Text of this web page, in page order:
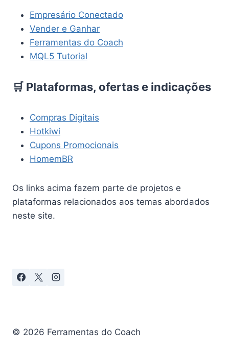
Empresário Conectado
Vender e Ganhar
Ferramentas do Coach
MQL5 Tutorial
🛒 Plataformas, ofertas e indicações
Compras Digitais
Hotkiwi
Cupons Promocionais
HomemBR
Os links acima fazem parte de projetos e
plataformas relacionados aos temas abordados
neste site.
© 2026 Ferramentas do Coach